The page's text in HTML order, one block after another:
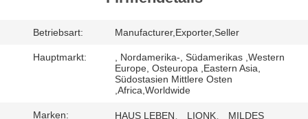
QUALITÄTSKONTROLLE
Betriebsart: Manufacturer,Exporter,Seller
Hauptmarkt:
, Nordamerika-, Südamerikas ,Western
Europe, Osteuropa ,Eastern Asia,
Südostasien Mittlere Osten
,Africa,Worldwide
Marken:
HAUS LEBEN、 LIONK、 MILDES